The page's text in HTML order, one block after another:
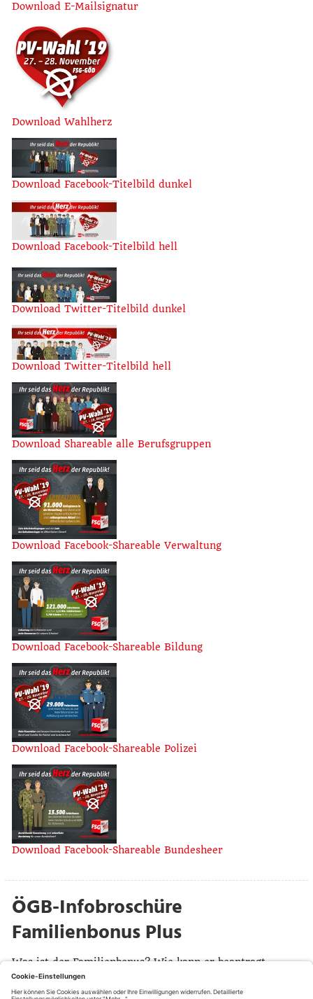
Download E-Mailsignatur
Download Wahlherz
Download Facebook-Titelbild dunkel
Download Facebook-Titelbild hell
Download Twitter-Titelbild dunkel
Download Twitter-Titelbild hell
Download Shareable alle Berufsgruppen
Download Facebook-Shareable Verwaltung
Download Facebook-Shareable Bildung
Download Facebook-Shareable Polizei
Download Facebook-Shareable Bundesheer
ÖGB-Infobroschüre
Familienbonus Plus
Was ist der Familienbonus? Wie kann er beantragt
werden? Wer profitiert? – Diese und viele weitere
Fragen zum Thema werden in der neuen Broschüre der